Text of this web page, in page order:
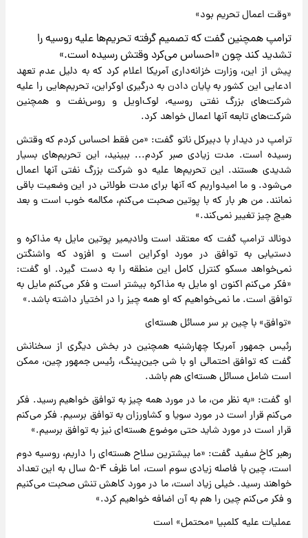
«وقت اعمال تحریم بود»
ترامپ همچنین گفت که تصمیم گرفته تحریم‌ها علیه روسیه را
تشدید کند چون «احساس می‌کرد وقتش رسیده است.»
پیش از این، وزارت خزانه‌داری آمریکا اعلام کرد که به دلیل عدم تعهد
ادعایی این کشور به پایان دادن به درگیری اوکراین، تحریم‌هایی را علیه
شرکت‌های بزرگ نفتی روسیه، لوک‌اویل و روس‌نفت و همچنین
شرکت‌های تابعه آنها اعمال خواهد کرد.
ترامپ در دیدار با دبیرکل ناتو گفت: «من فقط احساس کردم که وقتش
رسیده است. مدت زیادی صبر کردم... ببینید، این تحریم‌های بسیار
شدیدی هستند. این تحریم‌ها علیه دو شرکت بزرگ نفتی آنها اعمال
می‌شود. و ما امیدواریم که آنها برای مدت طولانی در این وضعیت باقی
نمانند. من هر بار که با پوتین صحبت می‌کنم، مکالمه خوب است و بعد
هیچ چیز تغییر نمی‌کند.»
دونالد ترامپ گفت که معتقد است ولادیمیر پوتین مایل به مذاکره و
دستیابی به توافق در مورد اوکراین است و افزود که واشنگتن
نمی‌خواهد مسکو کنترل کامل این منطقه را به دست گیرد. او گفت:
«فکر می‌کنم اکنون او مایل به مذاکره بیشتر است و فکر می‌کنم مایل به
توافق است. ما نمی‌خواهیم که او همه چیز را در اختیار داشته باشد.»
«توافق» با چین بر سر مسائل هسته‌ای
رئیس جمهور آمریکا چهارشنبه همچنین در بخش دیگری از سخنانش
گفت که توافق احتمالی او با شی جین‌پینگ، رئیس جمهور چین، ممکن
است شامل مسائل هسته‌ای هم باشد.
او گفت: «به نظر من، ما در مورد همه چیز به توافق خواهیم رسید. فکر
می‌کنم قرار است در مورد سویا و کشاورزان به توافق برسیم. فکر می‌کنم
قرار است در مورد شاید حتی موضوع هسته‌ای نیز به توافق برسیم.»
رهبر کاخ سفید گفت: «ما بیشترین سلاح هسته‌ای را داریم، روسیه دوم
است، چین با فاصله زیادی سوم است، اما ظرف ۴-۵ سال به این تعداد
خواهند رسید. خیلی زیاد است، ما در مورد کاهش تنش صحبت می‌کنیم
و فکر می‌کنم چین را هم به آن اضافه خواهیم کرد.»
عملیات علیه کلمبیا «محتمل» است